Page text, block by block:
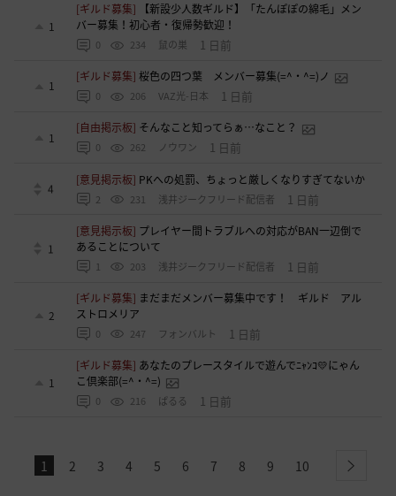
1
[ギルド募集]
【新設少人数ギルド】「たんぽぽの綿毛」メン
バー募集！初心者・復帰勢歓迎！
0 234 鼠の巣 1 日前
1
[ギルド募集]桜色の四つ葉 メンバー募集(=^・^=)ノ
0 206 VAZ光-日本 1 日前
1
[自由掲示板] そんなこと知ってらぁ…なこと？
0 262 ノウワン 1 日前
4
[意見掲示板] PKへの処罰、ちょっと厳しくなりすぎてないか
2 231 浅井ジークフリード配信者 1 日前
1
[意見掲示板] プレイヤー間トラブルへの対応がBAN一辺倒で
あることについて
1 203 浅井ジークフリード配信者 1 日前
2
[ギルド募集] まだまだメンバー募集中です！ ギルド アル
ストロメリア
0 247 フォンバルト 1 日前
1
[ギルド募集] あなたのプレースタイルで遊んでﾆｬﾝｺ💛にゃん
こ倶楽部(=^・^=)
0 216 ぱるる 1 日前
1 2 3 4 5 6 7 8 9 10 next